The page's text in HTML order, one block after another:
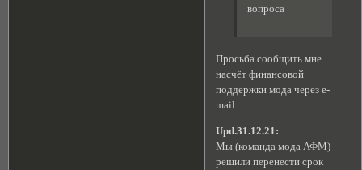
вопроса
Просьба сообщить мне
насчёт финансовой
поддержки мода через e-
mail.
Upd.31.12.21:
Мы (команда мода АФМ)
решили перенести срок